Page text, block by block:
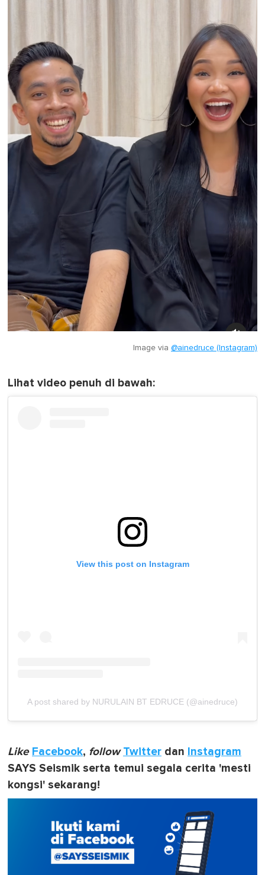
Image via @ainedruce (Instagram)
Lihat video penuh di bawah:
View this post on Instagram
A post shared by NURULAIN BT EDRUCE (@ainedruce)
Like Facebook, follow Twitter dan Instagram
SAYS Seismik serta temui segala cerita 'mesti
kongsi' sekarang!